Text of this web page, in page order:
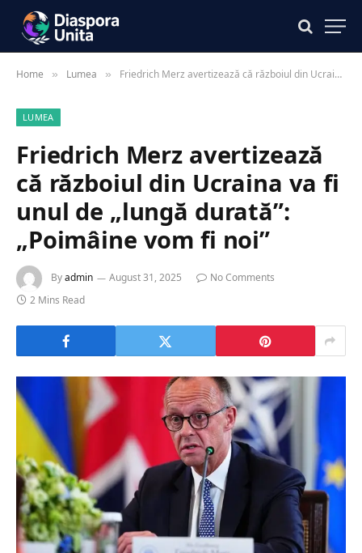
Home » Lumea » Friedrich Merz avertizează că războiul din Ucraina va fi unul de „lungă durată”: „Poimâine vom fi noi”
LUMEA
Friedrich Merz avertizează
că războiul din Ucraina va fi
unul de „lungă durată”:
„Poimâine vom fi noi”
Byadmin August 31, 2025
No Comments
2 Mins Read